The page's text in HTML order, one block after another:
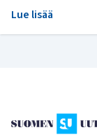
Lue lisää